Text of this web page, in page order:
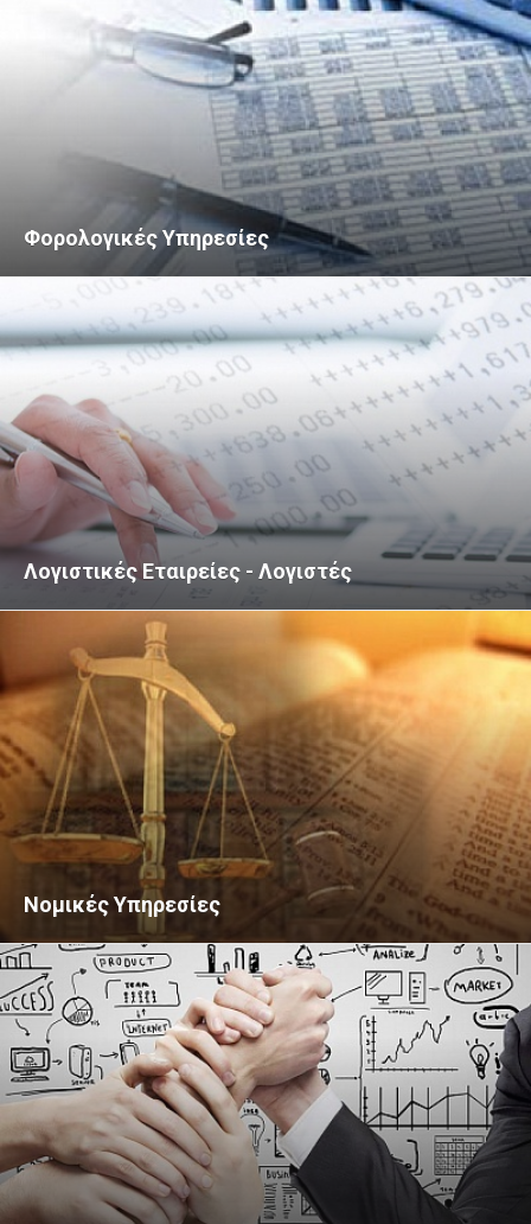
Φορολογικές Υπηρεσίες
Λογιστικές Εταιρείες - Λογιστές
Νομικές Υπηρεσίες